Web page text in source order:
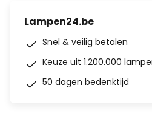
Lampen24.be
Snel & veilig betalen
Keuze uit 1.200.000
50 dagen bedenktijd